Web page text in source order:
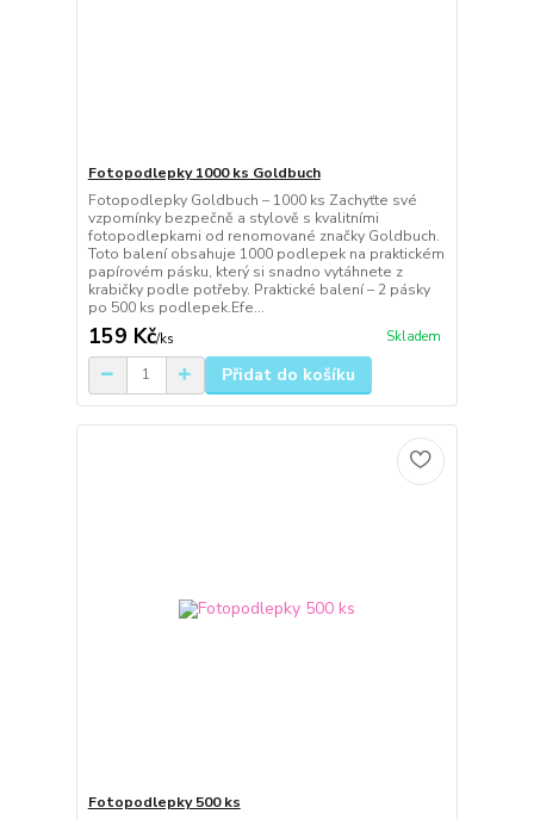
Fotopodlepky 1000 ks Goldbuch
Fotopodlepky Goldbuch – 1000 ks Zachyťte své
vzpomínky bezpečně a stylově s kvalitními
fotopodlepkami od renomované značky Goldbuch.
Toto balení obsahuje 1000 podlepek na praktickém
papírovém pásku, který si snadno vytáhnete z
krabičky podle potřeby. Praktické balení – 2 pásky
po 500 ks podlepek.Efe...
159 Kč/ks Skladem
Přidat do košíku
Fotopodlepky 500 ks